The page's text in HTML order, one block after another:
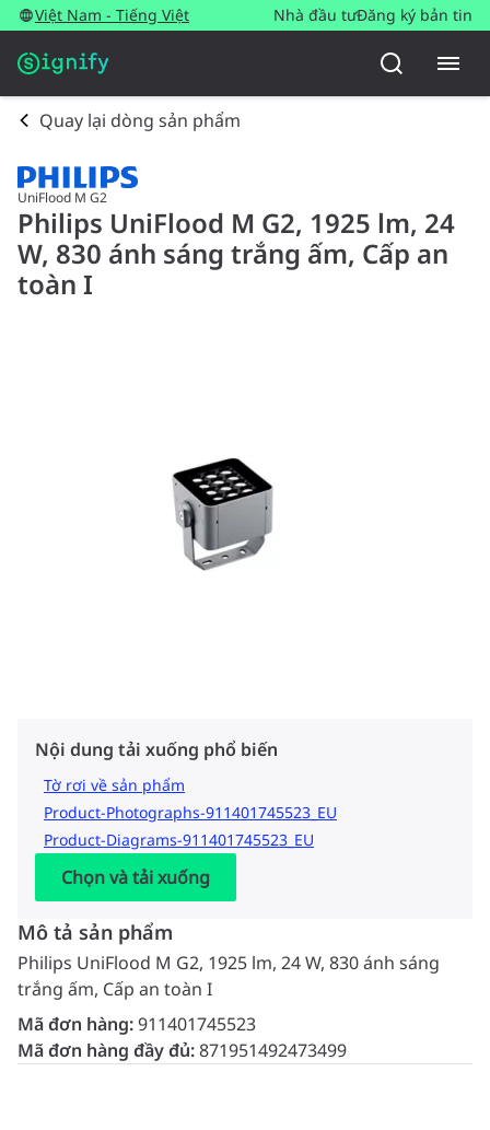
Việt Nam - Tiếng Việt Nhà đầu tưĐăng ký bản tin
Quay lại dòng sản phẩm
UniFlood M G2
Philips UniFlood M G2, 1925 lm, 24
W, 830 ánh sáng trắng ấm, Cấp an
toàn I
Nội dung tải xuống phổ biến
Tờ rơi về sản phẩm
Product-Photographs-911401745523_EU
Product-Diagrams-911401745523_EU
Chọn và tải xuống
Mô tả sản phẩm
Philips UniFlood M G2, 1925 lm, 24 W, 830 ánh sáng
trắng ấm, Cấp an toàn I
Mã đơn hàng:911401745523
Mã đơn hàng đầy đủ:871951492473499